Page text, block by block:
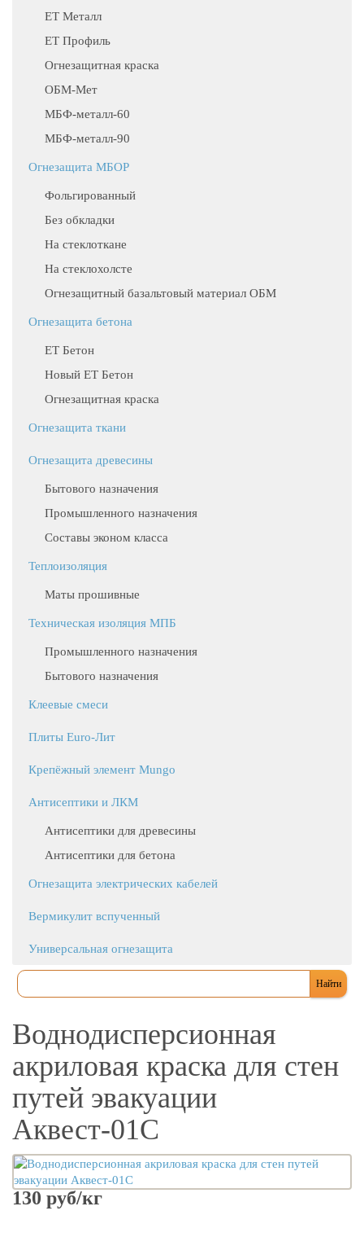
ЕТ Металл
ET Профиль
Огнезащитная краска
ОБМ-Мет
МБФ-металл-60
МБФ-металл-90
Огнезащита МБОР
Фольгированный
Без обкладки
На стеклоткане
На стеклохолсте
Огнезащитный базальтовый материал ОБМ
Огнезащита бетона
ЕТ Бетон
Новый ЕТ Бетон
Огнезащитная краска
Огнезащита ткани
Огнезащита древесины
Бытового назначения
Промышленного назначения
Составы эконом класса
Теплоизоляция
Маты прошивные
Техническая изоляция МПБ
Промышленного назначения
Бытового назначения
Клеевые смеси
Плиты Euro-Лит
Крепёжный элемент Mungo
Антисептики и ЛКМ
Антисептики для древесины
Антисептики для бетона
Огнезащита электрических кабелей
Вермикулит вспученный
Универсальная огнезащита
Воднодисперсионная
акриловая краска для стен
путей эвакуации
Аквест-01С
130 руб/кг